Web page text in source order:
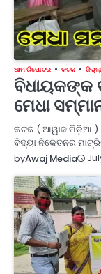
ଆମ ରିପୋଟର କଟକ ଜିଲ୍ଲା
ବିଧାୟକଙ୍କ
ମେଧା
କଟକ ( ଆୱାଜ ମିଡ଼ିଆ )
ବିଦ୍ୟା ନିକେତନର
byAwaj Media